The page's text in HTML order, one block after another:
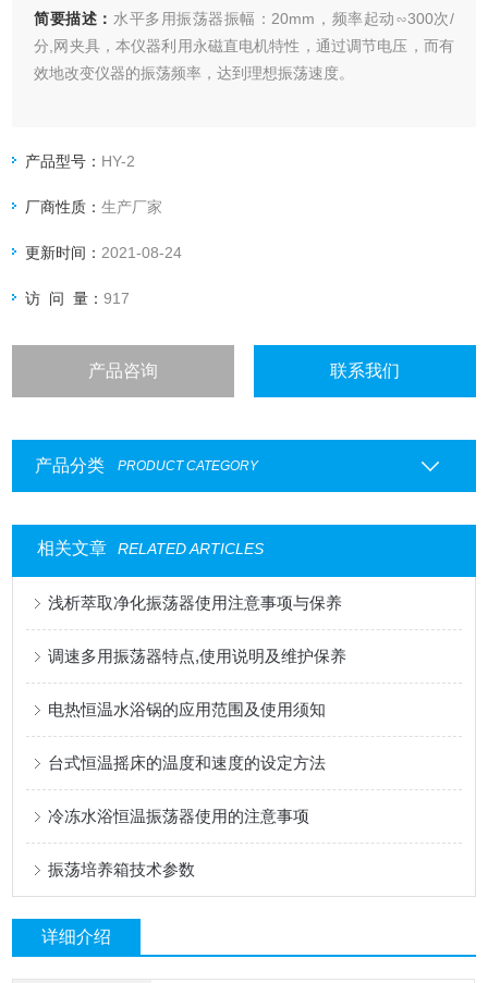
简要描述： 水平多用振荡器振幅：20mm，频率起动∽300次/
分,网夹具，本仪器利用永磁直电机特性，通过调节电压，而有
效地改变仪器的振荡频率，达到理想振荡速度。
产品型号： HY-2
厂商性质：生产厂家
更新时间： 2021-08-24
访 问 量：917
产品咨询 联系我们
产品分类 PRODUCT CATEGORY
相关文章 RELATED ARTICLES
浅析萃取净化振荡器使用注意事项与保养
调速多用振荡器特点,使用说明及维护保养
电热恒温水浴锅的应用范围及使用须知
台式恒温摇床的温度和速度的设定方法
冷冻水浴恒温振荡器使用的注意事项
振荡培养箱技术参数
详细介绍